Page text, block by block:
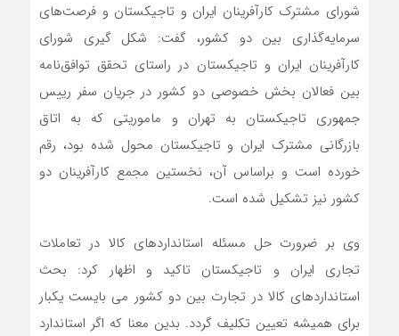
شورای مشترک کارآفرینان ایران و تاجیکستان و فرصت‌های
سرمایه‌گذاری بین دو کشور، گفت: شکل گیری شورای
کارآفرینان ایران و تاجیکستان در راستای تحقق توافق‌نامه
بین فعالان بخش خصوصی دو کشور در جریان سفر رییس
جمهوری تاجیکستان به تهران و ماموریتی که به اتاق
بازرگانی مشترک ایران و تاجیکستان محول شده بود، رقم
خورده است و براساس آن، نخستین مجمع کارآفرینان دو
کشور نیز تشکیل شده است.
وی بر ضرورت حل مسئله استانداردهای کالا در تعاملات
تجاری ایران و تاجیکستان تاکید و اظهار کرد: بحث
استانداردهای کالا در تجارت بین دو کشور می بایست یکبار
برای همیشه تعیین تکلیف گردد. بدین معنا که اگر استاندارد